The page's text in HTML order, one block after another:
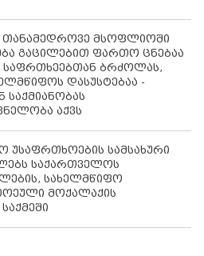
თანამედროვე მსოფლიოში
გაცილებით ფართო ცნებაა
ბრძოლას,
დასუსტებაა -
საქმიანობას
აქვს
უსაფრთხოების სამსახური
საქართველოს
სახელმწიფო
მოქალაქის